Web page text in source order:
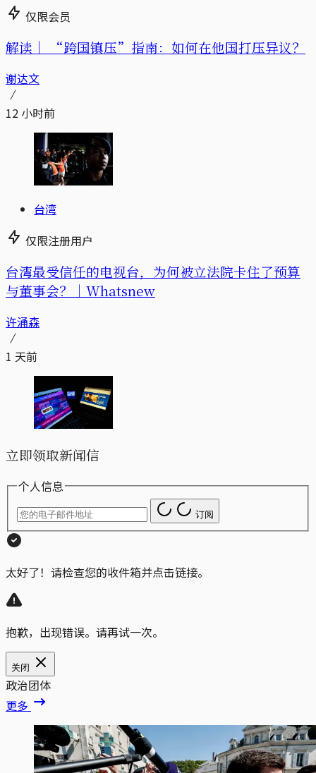
仅限会员
解读｜ “跨国镇压”指南：如何在他国打压异议？
谢达文
12 小时前
台湾
仅限注册用户
台湾最受信任的电视台，为何被立法院卡住了预算
与董事会？｜Whatsnew
许涌森
1 天前
立即领取新闻信
个人信息
订阅
太好了！请检查您的收件箱并点击链接。
抱歉，出现错误。请再试一次。
关闭
政治团体
更多